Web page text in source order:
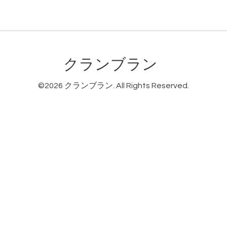
クランブラン
©2026 クランブラン. All Rights Reserved.